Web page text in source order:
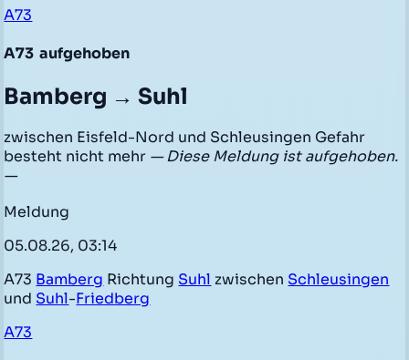
A73
A73 aufgehoben
Bamberg → Suhl
zwischen Eisfeld-Nord und Schleusingen Gefahr
besteht nicht mehr — Diese Meldung ist aufgehoben.
—
Meldung
05.08.26, 03:14
A73 Bamberg Richtung Suhl zwischen Schleusingen
und Suhl-Friedberg
A73